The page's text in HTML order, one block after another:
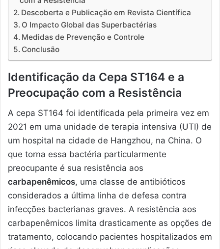
Descoberta e Publicação em Revista Científica
O Impacto Global das Superbactérias
Medidas de Prevenção e Controle
Conclusão
Identificação da Cepa ST164 e a
Preocupação com a Resistência
A cepa ST164 foi identificada pela primeira vez em
2021 em uma unidade de terapia intensiva (UTI) de
um hospital na cidade de Hangzhou, na China. O
que torna essa bactéria particularmente
preocupante é sua resistência aos
carbapenêmicos, uma classe de antibióticos
considerados a última linha de defesa contra
infecções bacterianas graves. A resistência aos
carbapenêmicos limita drasticamente as opções de
tratamento, colocando pacientes hospitalizados em